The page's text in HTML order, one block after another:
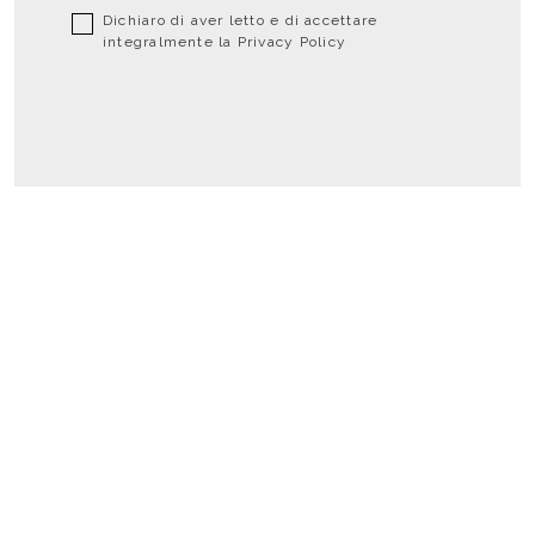
Dichiaro di aver letto e di accettare
integralmente la Privacy Policy